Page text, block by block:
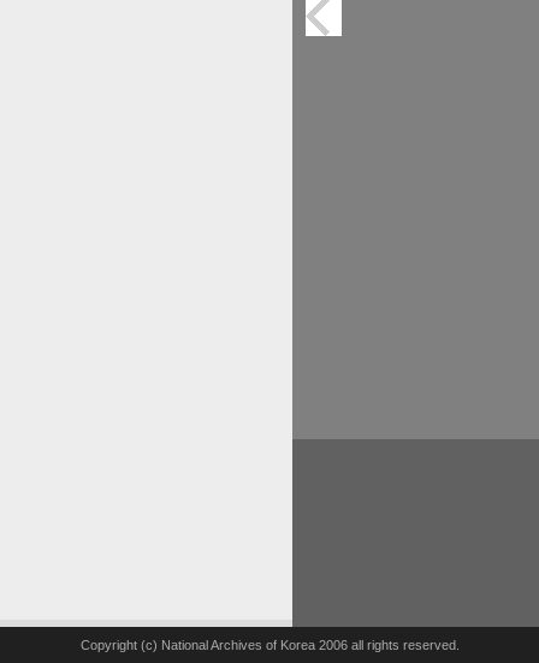
Copyright (c) National Archives of Korea 2006 all rights reserved.